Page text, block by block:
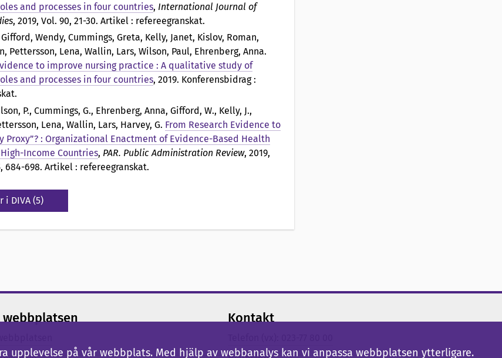
and processes in four countries, International Journal of
, 2019, Vol. 90, 21-30. Artikel : refereegranskat.
Wendy, Cummings, Greta, Kelly, Janet, Kislov, Roman,
Pettersson, Lena, Wallin, Lars, Wilson, Paul, Ehrenberg, Anna.
to improve nursing practice : A qualitative study of
and processes in four countries, 2019. Konferensbidrag :
P., Cummings, G., Ehrenberg, Anna, Gifford, W., Kelly, J.,
Lena, Wallin, Lars, Harvey, G. From Research Evidence to
Proxy”? : Organizational Enactment of Evidence-Based Health
Income Countries, PAR. Public Administration Review, 2019,
684-698. Artikel : refereegranskat.
DIVA (5)
webbplatsen Kontakt
upplevelse på vår webbplats. Med hjälp av webbanalys kan vi anpassa webbplatsen ytterligare.